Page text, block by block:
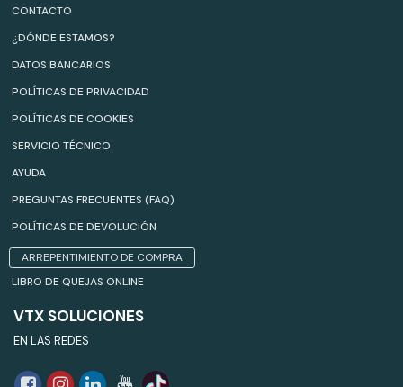
CONTACTO
¿DÓNDE ESTAMOS?
DATOS BANCARIOS
POLÍTICAS DE PRIVACIDAD
POLÍTICAS DE COOKIES
SERVICIO TÉCNICO
AYUDA
PREGUNTAS FRECUENTES (FAQ)
POLÍTICAS DE DEVOLUCIÓN
ARREPENTIMIENTO DE COMPRA
LIBRO DE QUEJAS ONLINE
VTX SOLUCIONES
EN LAS REDES